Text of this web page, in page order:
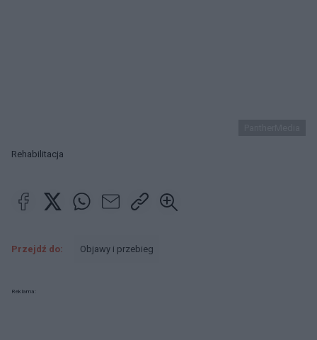
Rehabilitacja
Przejdź do: Objawy i przebieg
Reklama: